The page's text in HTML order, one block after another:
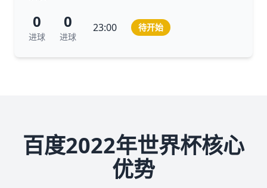
0
进球
0
进球
23:00 待开始
百度2022年世界杯核心
优势